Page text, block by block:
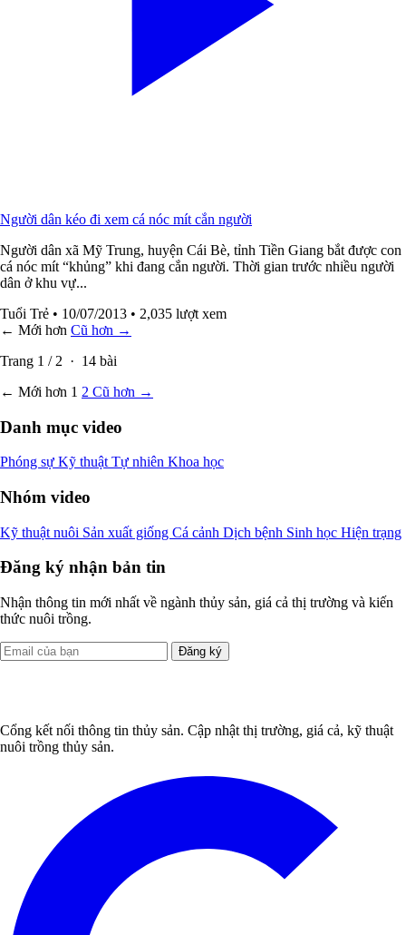
Người dân kéo đi xem cá nóc mít cắn người
Người dân xã Mỹ Trung, huyện Cái Bè, tỉnh Tiền Giang bắt được con
cá nóc mít “khủng” khi đang cắn người. Thời gian trước nhiều người
dân ở khu vự...
Tuổi Trẻ • 10/07/2013 • 2,035 lượt xem
← Mới hơn Cũ hơn →
Trang 1 / 2 · 14 bài
← Mới hơn 1 2 Cũ hơn →
Danh mục video
Phóng sự Kỹ thuật Tự nhiên Khoa học
Nhóm video
Kỹ thuật nuôi Sản xuất giống Cá cảnh Dịch bệnh Sinh học Hiện trạng
Đăng ký nhận bản tin
Nhận thông tin mới nhất về ngành thủy sản, giá cả thị trường và kiến
thức nuôi trồng.
Đăng ký
Cổng kết nối thông tin thủy sản. Cập nhật thị trường, giá cả, kỹ thuật
nuôi trồng thủy sản.